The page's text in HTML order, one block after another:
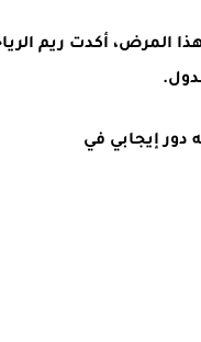
المرض، أكدت ريم
إيجابي في